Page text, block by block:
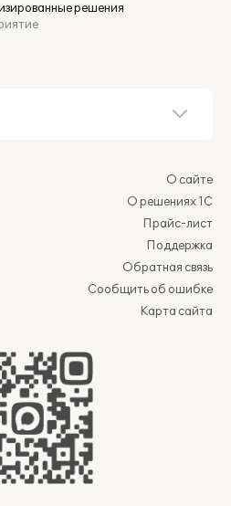
решения
О сайте
О решениях 1С
Прайс-лист
Поддержка
Обратная связь
Сообщить об ошибке
Карта сайта